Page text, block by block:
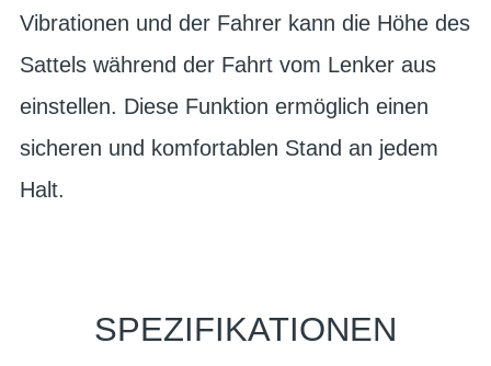
Vibrationen und der Fahrer kann die Höhe des
Sattels während der Fahrt vom Lenker aus
einstellen. Diese Funktion ermöglich einen
sicheren und komfortablen Stand an jedem
Halt.
SPEZIFIKATIONEN